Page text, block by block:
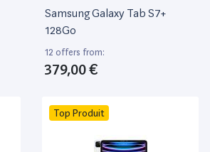
Samsung Galaxy Tab S7+
128Go
12 offers from:
379,00 €
Top Produit